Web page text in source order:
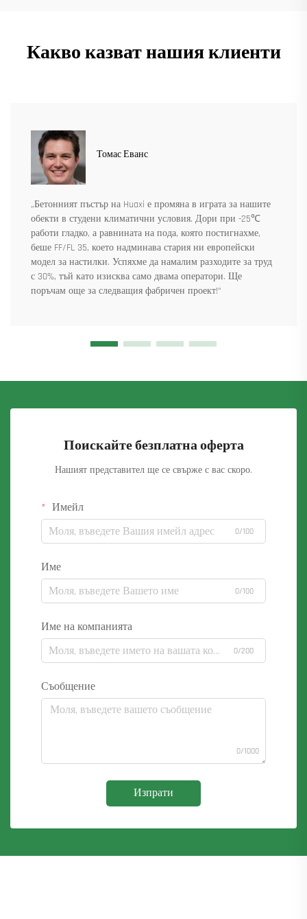
Какво казват нашия клиенти
Томас Еванс
„Бетонният пъстър на Huaxi е промяна в играта за нашите
обекти в студени климатични условия. Дори при -25℃
работи гладко, а равнината на пода, която постигнахме,
беше FF/FL 35, което надминава стария ни европейски
модел за настилки. Успяхме да намалим разходите за труд
с 30%, тъй като изисква само двама оператори. Ще
поръчам още за следващия фабричен проект!“
Поискайте безплатна оферта
Нашият представител ще се свърже с вас скоро.
Имейл
0/100
Име
0/100
Име на компанията
0/200
Съобщение
0/1000
Изпрати